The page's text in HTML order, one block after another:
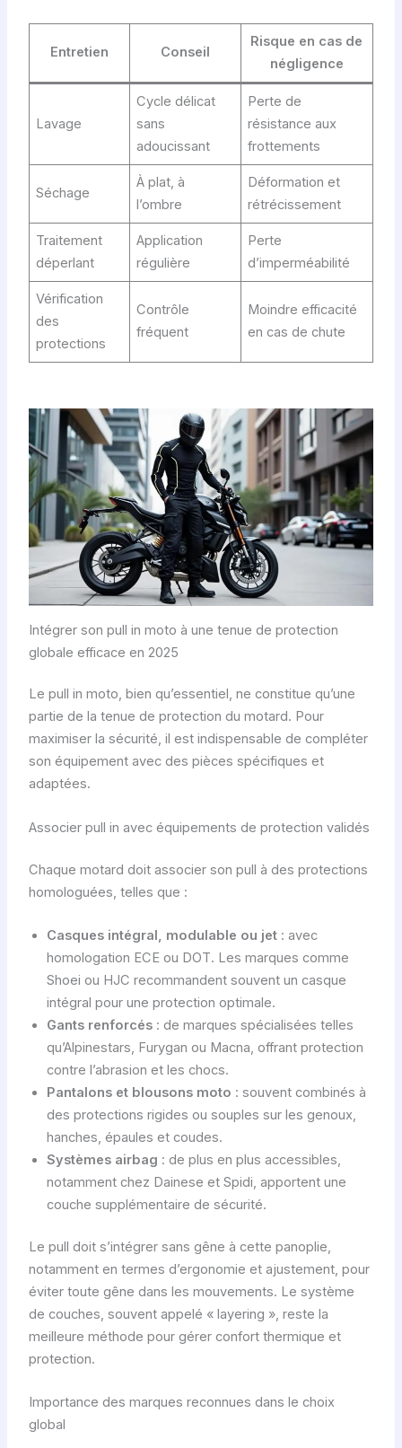
Entretien Conseil
Risque en cas de
négligence
Lavage
Cycle délicat
sans
adoucissant
Perte de
résistance aux
frottements
Séchage
À plat, à
l’ombre
Déformation et
rétrécissement
Traitement
déperlant
Application
régulière
Perte
d’imperméabilité
Vérification
des
protections
Contrôle
fréquent
Moindre efficacité
en cas de chute
Intégrer son pull in moto à une tenue de protection
globale efficace en 2025
Le pull in moto, bien qu’essentiel, ne constitue qu’une
partie de la tenue de protection du motard. Pour
maximiser la sécurité, il est indispensable de compléter
son équipement avec des pièces spécifiques et
adaptées.
Associer pull in avec équipements de protection validés
Chaque motard doit associer son pull à des protections
homologuées, telles que :
Casques intégral, modulable ou jet: avec
homologation ECE ou DOT. Les marques comme
Shoei ou HJC recommandent souvent un casque
intégral pour une protection optimale.
Gants renforcés: de marques spécialisées telles
qu’Alpinestars, Furygan ou Macna, offrant protection
contre l’abrasion et les chocs.
Pantalons et blousons moto : souvent combinés à
des protections rigides ou souples sur les genoux,
hanches, épaules et coudes.
Systèmes airbag : de plus en plus accessibles,
notamment chez Dainese et Spidi, apportent une
couche supplémentaire de sécurité.
Le pull doit s’intégrer sans gêne à cette panoplie,
notamment en termes d’ergonomie et ajustement, pour
éviter toute gêne dans les mouvements. Le système
de couches, souvent appelé « layering », reste la
meilleure méthode pour gérer confort thermique et
protection.
Importance des marques reconnues dans le choix
global